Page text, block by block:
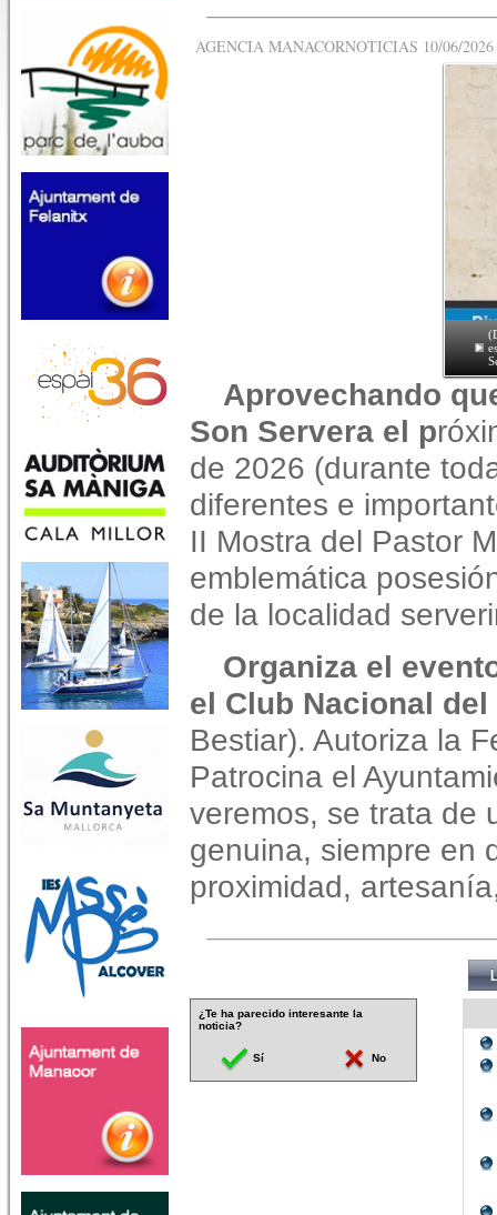
AGENCIA MANACORNOTICIAS 10/06/
Aprovechando
Son Servera el p
de 2026 (durante
diferentes e
II Mostra del Pastor
emblemática
de la localidad
Organiza el
el Club Nacional del
Bestiar). Autoriza la
Patrocina el
veremos, se trata de
genuina, siempre en
proximidad,
¿Te ha parecido interesante la
noticia?
Sí No